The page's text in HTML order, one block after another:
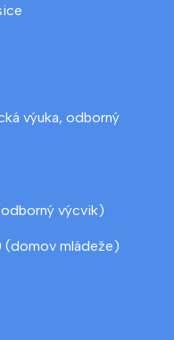
výuka, odborný
výcvik)
mládeže)